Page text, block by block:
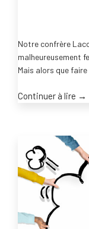
Notre confrère
malheureusement
Mais alors que faire
Continuer à lire →